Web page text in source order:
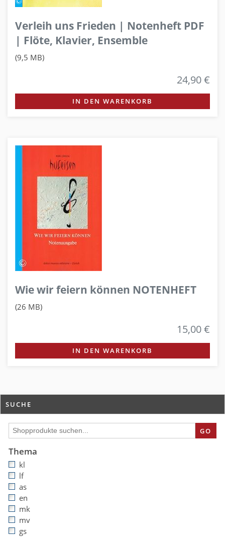
Verleih uns Frieden | Notenheft PDF
| Flöte, Klavier, Ensemble
(9,5 MB)
24,90 €
IN DEN WARENKORB
Wie wir feiern können NOTENHEFT
(26 MB)
15,00 €
IN DEN WARENKORB
SUCHE
GO
Thema
kl
lf
as
en
mk
mv
gs